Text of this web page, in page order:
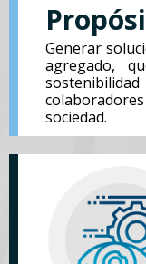
Generar
agregado,
sociedad.